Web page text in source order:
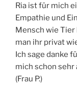
Ria ist für mich
Empathie und
Mensch wie Tier
man ihr privat
Ich sage danke
mich schon
(Frau P.)